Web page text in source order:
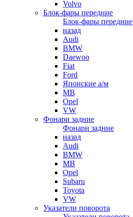
Volvo
Блок-фары передние
Блок-фары передние
назад
Audi
BMW
Daewoo
Fiat
Ford
Японские а/м
MB
Opel
VW
Фонари задние
Фонари задние
назад
Audi
BMW
MB
Opel
Subaru
Toyota
VW
Указатели поворота